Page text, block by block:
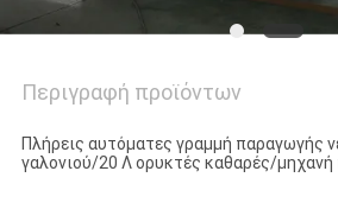
Περιγραφή προϊόντων
Πλήρεις αυτόματες γραμμή παραγωγής
γαλονιού/20 Λ ορυκτές καθαρές/